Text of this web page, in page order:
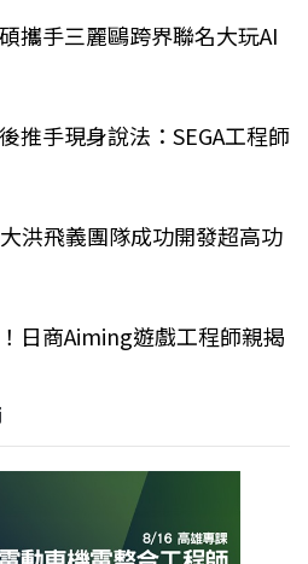
攜手三麗鷗跨界聯名大玩AI
推手現身說法：SEGA工程師
洪飛義團隊成功開發超高功
日商Aiming遊戲工程師親揭